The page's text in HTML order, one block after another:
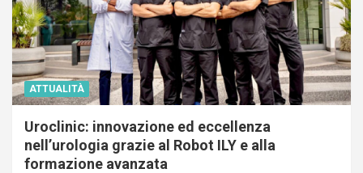
ATTUALITÀ
Uroclinic: innovazione ed eccellenza
nell’urologia grazie al Robot ILY e alla
formazione avanzata